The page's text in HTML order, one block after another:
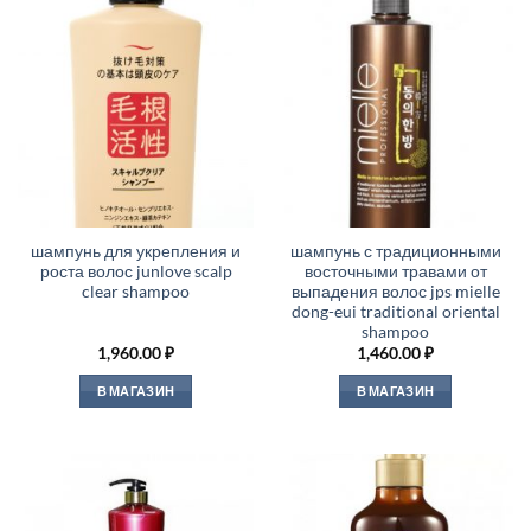
шампунь для укрепления и
роста волос junlove scalp
clear shampoo
1,960.00₽
В МАГАЗИН
шампунь с традиционными
восточными травами от
выпадения волос jps mielle
dong-eui traditional oriental
shampoo
1,460.00₽
В МАГАЗИН